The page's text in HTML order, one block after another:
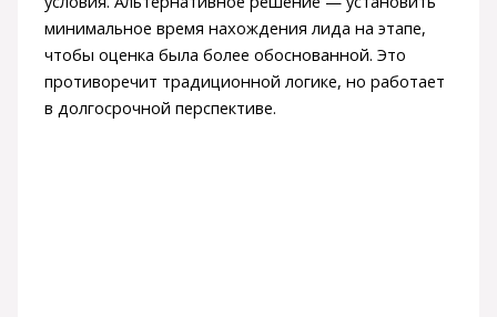
минимальное время нахождения лида на этапе,
чтобы оценка была более обоснованной. Это
противоречит традиционной логике, но работает
в долгосрочной перспективе.